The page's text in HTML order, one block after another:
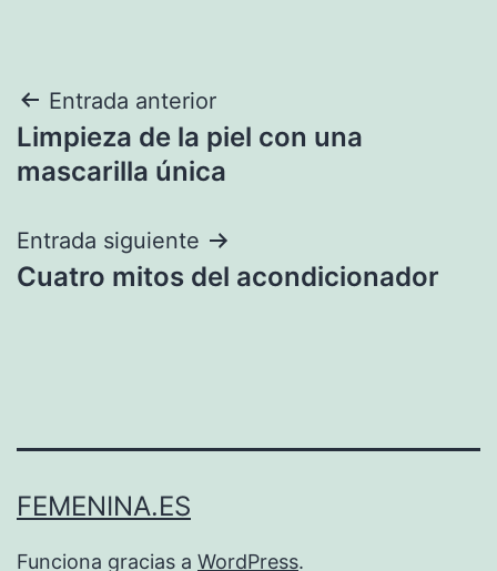
Navegación
de
Entrada anterior
Limpieza de la piel con una
mascarilla única
Entrada siguiente
Cuatro mitos del acondicionador
FEMENINA.ES
Funciona gracias a WordPress.